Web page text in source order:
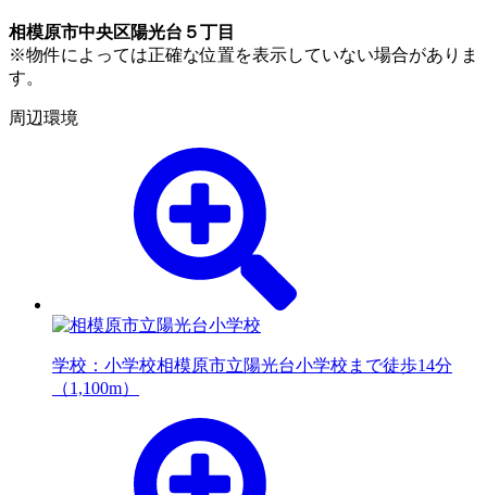
相模原市中央区陽光台５丁目
※物件によっては正確な位置を表示していない場合がありま
す。
周辺環境
学校：小学校相模原市立陽光台小学校まで徒歩14分
（1,100m）